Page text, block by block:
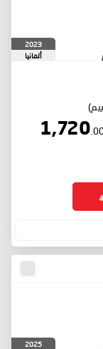
2023
ألمانيا
2025